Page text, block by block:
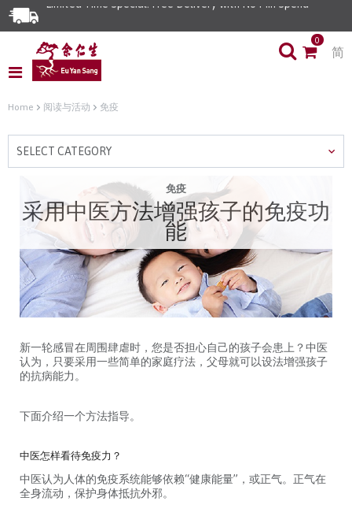
0
简
Home 阅读与活动 免疫
SELECT CATEGORY
免疫
采用中医方法增强孩子的免疫功
能
新一轮感冒在周围肆虐时，您是否担心自己的孩子会患上？中医
认为，只要采用一些简单的家庭疗法，父母就可以设法增强孩子
的抗病能力。
下面介绍一个方法指导。
中医怎样看待免疫力？
中医认为人体的免疫系统能够依赖“健康能量”，或正气。正气在
全身流动，保护身体抵抗外邪。